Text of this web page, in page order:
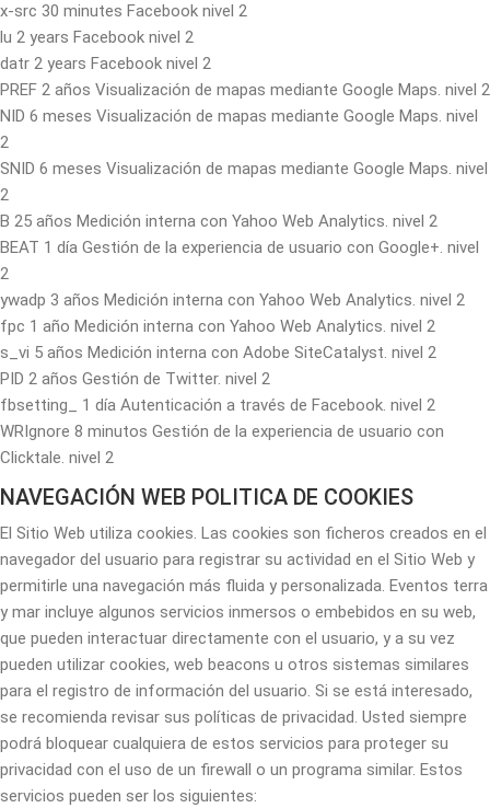
x-src 30 minutes Facebook nivel 2
lu 2 years Facebook nivel 2
datr 2 years Facebook nivel 2
PREF 2 años Visualización de mapas mediante Google Maps. nivel 2
NID 6 meses Visualización de mapas mediante Google Maps. nivel
2
SNID 6 meses Visualización de mapas mediante Google Maps. nivel
2
B 25 años Medición interna con Yahoo Web Analytics. nivel 2
BEAT 1 día Gestión de la experiencia de usuario con Google+. nivel
2
ywadp 3 años Medición interna con Yahoo Web Analytics. nivel 2
fpc 1 año Medición interna con Yahoo Web Analytics. nivel 2
s_vi 5 años Medición interna con Adobe SiteCatalyst. nivel 2
PID 2 años Gestión de Twitter. nivel 2
fbsetting_ 1 día Autenticación a través de Facebook. nivel 2
WRIgnore 8 minutos Gestión de la experiencia de usuario con
Clicktale. nivel 2
NAVEGACIÓN WEB POLITICA DE COOKIES
El Sitio Web utiliza cookies. Las cookies son ficheros creados en el
navegador del usuario para registrar su actividad en el Sitio Web y
permitirle una navegación más fluida y personalizada. Eventos terra
y mar incluye algunos servicios inmersos o embebidos en su web,
que pueden interactuar directamente con el usuario, y a su vez
pueden utilizar cookies, web beacons u otros sistemas similares
para el registro de información del usuario. Si se está interesado,
se recomienda revisar sus políticas de privacidad. Usted siempre
podrá bloquear cualquiera de estos servicios para proteger su
privacidad con el uso de un firewall o un programa similar. Estos
servicios pueden ser los siguientes: